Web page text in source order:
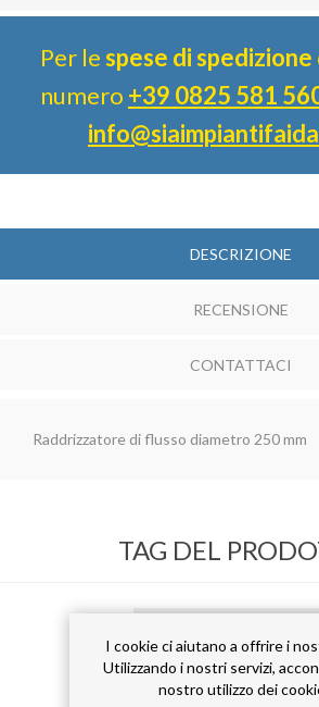
Per lespese di spedizione
numero +39 0825 581
DESCRIZIONE
RECENSIONE
CONTATTACI
Raddrizzatore di flusso diametro 250 mm
TAG DEL
I cookie ci aiutano a offrire i
Utilizzando i nostri servizi,
nostro utilizzo dei